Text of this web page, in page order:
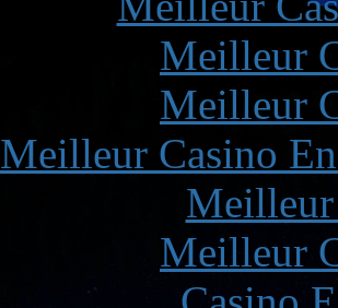
Meilleur
Meilleur
Meilleur Casino
Meilleur
Meilleur